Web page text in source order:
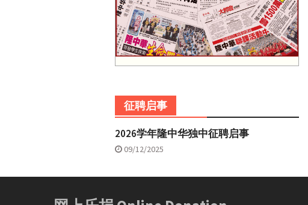
征聘启事
2026学年隆中华独中征聘启事
09/12/2025